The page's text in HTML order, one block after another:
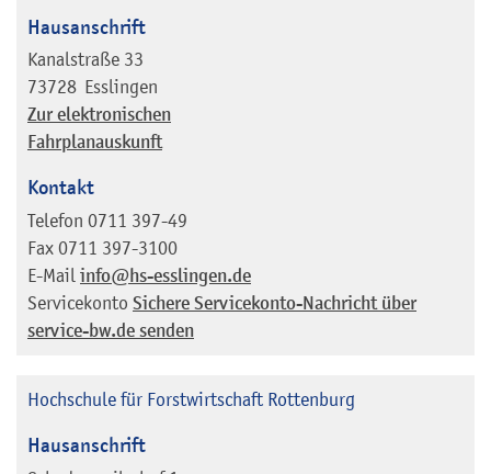
Hausanschrift
Kanalstraße 33
73728 Esslingen
Zur elektronischen
Fahrplanauskunft
Kontakt
Telefon 0711 397-49
Fax 0711 397-3100
E-Mail info@hs-esslingen.de
Servicekonto Sichere Servicekonto-Nachricht über
service-bw.de senden
Hochschule für Forstwirtschaft Rottenburg
Hausanschrift